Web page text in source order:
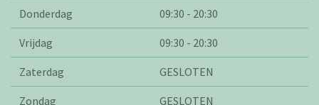
Donderdag 09:30 - 20:30
Vrijdag 09:30 - 20:30
Zaterdag GESLOTEN
Zondag GESLOTEN